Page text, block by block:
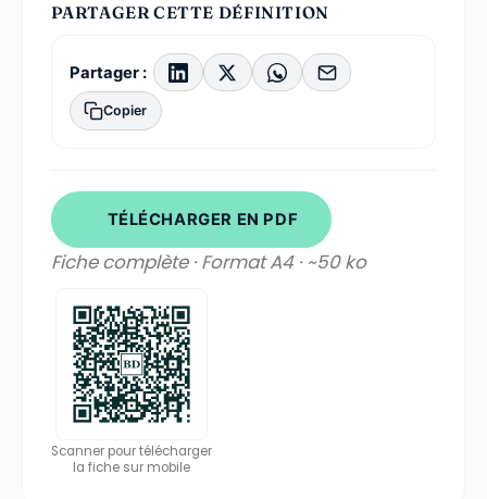
PARTAGER CETTE DÉFINITION
Partager :
Copier
TÉLÉCHARGER EN PDF
Fiche complète · Format A4 · ~50 ko
Scanner pour télécharger
la fiche sur mobile